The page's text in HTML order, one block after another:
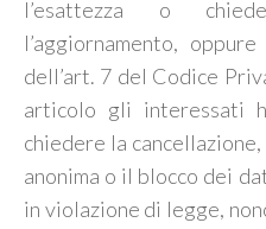
l’esattezza o
l’aggiornamento,
dell’art. 7 del Codice
articolo gli interessati
chiedere la
anonima o il blocco dei
in violazione di legge,